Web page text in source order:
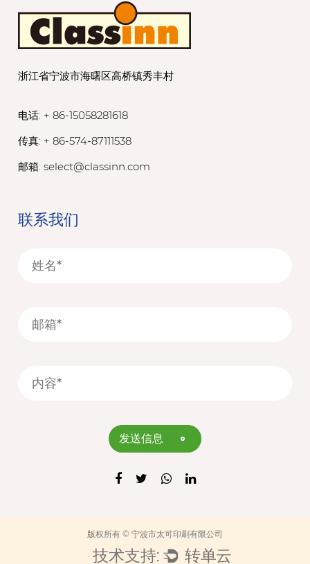
浙江省宁波市海曙区高桥镇秀丰村
电话: + 86-15058281618
传真: + 86-574-87111538
邮箱:select@classinn.com
联系我们
发送信息
版权所有 © 宁波市太可印刷有限公司
技术支持: 转单云